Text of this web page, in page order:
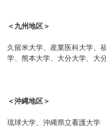
＜九州地区＞
久留米大学、産業医科大学、
学、熊本大学、大分大学、大
＜沖縄地区＞
琉球大学、沖縄県立看護大学